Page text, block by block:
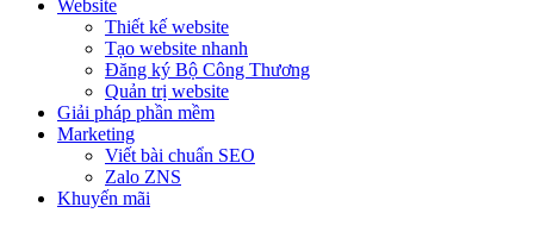
Website
Thiết kế website
Tạo website nhanh
Đăng ký Bộ Công Thương
Quản trị website
Giải pháp phần mềm
Marketing
Viết bài chuẩn SEO
Zalo ZNS
Khuyến mãi